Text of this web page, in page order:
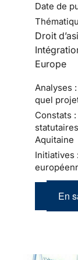
Date de
Droit
Europe
Analyses
quel
Constats
Aquitaine
Initiatives
En